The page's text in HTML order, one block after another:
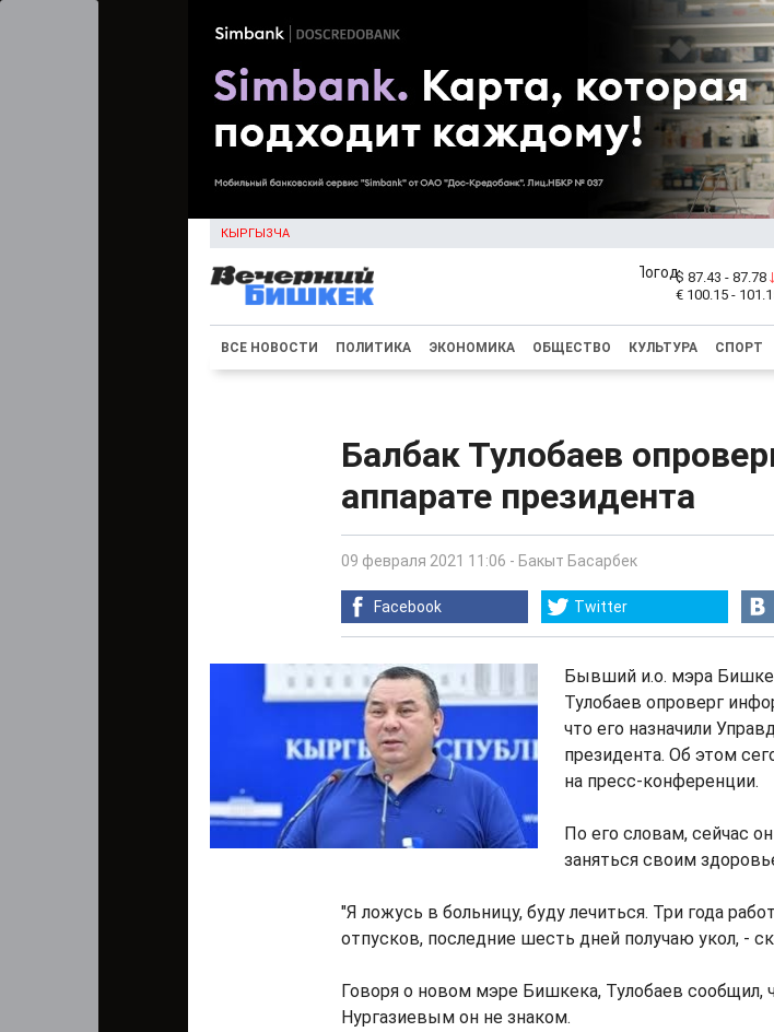
КЫРГЫЗЧА
$ 87.43 - 87.78
€ 100.15 -
ВСЕ НОВОСТИ ПОЛИТИКА ЭКОНОМИКА ОБЩЕСТВО КУЛЬТУРА СПОРТ
Балбак Тулобаев
аппарате президента
09 февраля 2021 11:06 - Бакыт Басарбек
Facebook Twitter
Бывший и.о. мэра
Тулобаев опроверг
что его назначили
президента. Об этом
на пресс-конференции.
По его словам, сейчас
заняться своим
"Я ложусь в больницу, буду лечиться. Три года
отпусков, последние шесть дней получаю укол, -
Говоря о новом мэре Бишкека, Тулобаев сообщил,
Нургазиевым он не знаком.